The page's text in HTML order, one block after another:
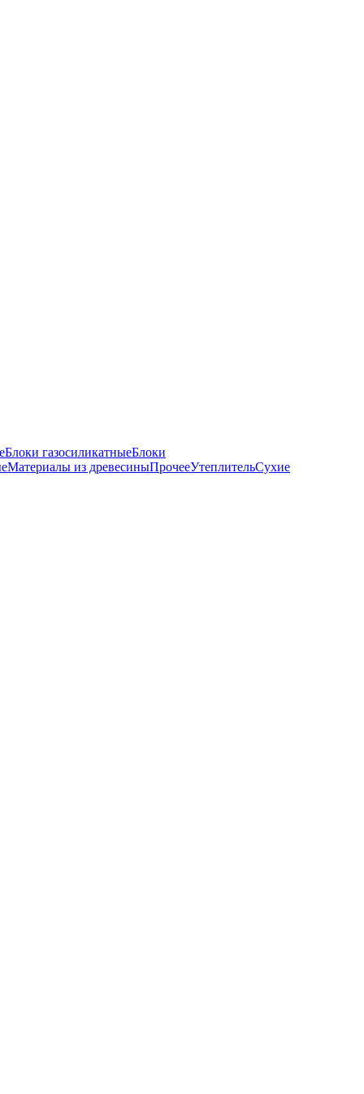
Блоки газосиликатныеБлоки
Материалы из древесиныПрочееУтеплительСухие